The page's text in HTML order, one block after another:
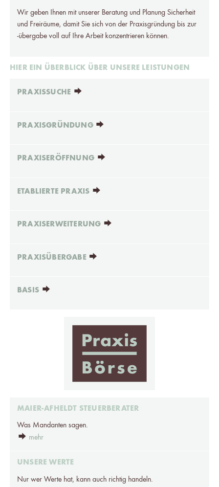
Wir geben Ihnen mit unserer Beratung und Planung Sicherheit
und Freiräume, damit Sie sich von der Praxisgründung bis zur
-übergabe voll auf Ihre Arbeit konzentrieren können.
HIER EIN ÜBERBLICK ÜBER UNSERE LEISTUNGEN
PRAXISSUCHE
PRAXISGRÜNDUNG
PRAXISERÖFFNUNG
ETABLIERTE PRAXIS
PRAXISERWEITERUNG
PRAXISÜBERGABE
BASIS
MAIER-AFHELDT STEUERBERATER
Was Mandanten sagen.
mehr
UNSERE WERTE
Nur wer Werte hat, kann auch richtig handeln.